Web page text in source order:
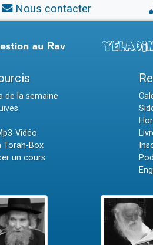
Nous contacter
de la semaine
Vidéo
Torah-Box
un cours